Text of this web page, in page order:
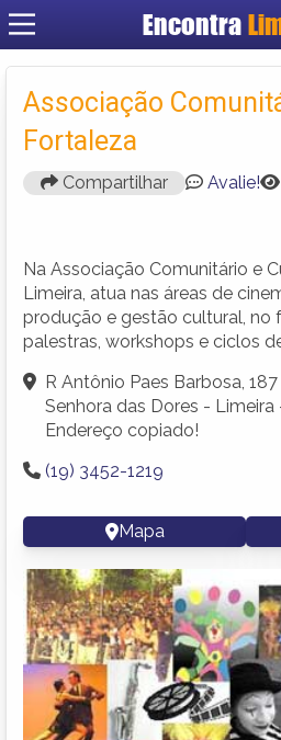
Encontra
Criar
Associação
Fortaleza
Compartilhar Avalie!
Na Associação Comunitário e
Limeira, atua nas áreas de
produção e gestão cultural, no
palestras, workshops e ciclos
R Antônio Paes Barbosa,
Senhora das Dores - Limeira
Endereço copiado!
(19) 3452-1219
Mapa